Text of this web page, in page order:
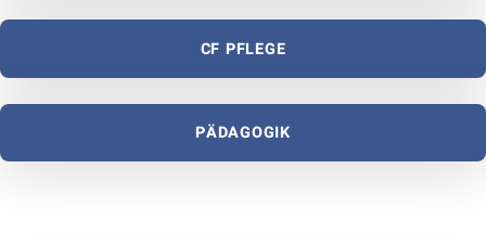
CF PFLEGE
PÄDAGOGIK